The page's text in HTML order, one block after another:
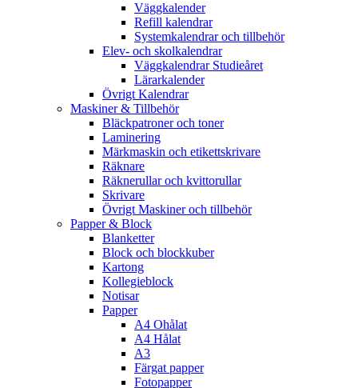
Väggkalender
Refill kalendrar
Systemkalendrar och tillbehör
Elev- och skolkalendrar
Väggkalendrar Studieåret
Lärarkalender
Övrigt Kalendrar
Maskiner & Tillbehör
Bläckpatroner och toner
Laminering
Märkmaskin och etikettskrivare
Räknare
Räknerullar och kvittorullar
Skrivare
Övrigt Maskiner och tillbehör
Papper & Block
Blanketter
Block och blockkuber
Kartong
Kollegieblock
Notisar
Papper
A4 Ohålat
A4 Hålat
A3
Färgat papper
Fotopapper